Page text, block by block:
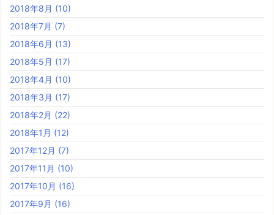
2018年8月 (10)
2018年7月 (7)
2018年6月 (13)
2018年5月 (17)
2018年4月 (10)
2018年3月 (17)
2018年2月 (22)
2018年1月 (12)
2017年12月 (7)
2017年11月 (10)
2017年10月 (16)
2017年9月 (16)